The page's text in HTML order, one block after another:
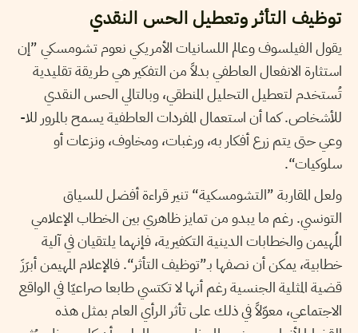
توظيف التأثر وتعطيل الحس النقدي
يقول الفيلسوف وعالم اللسانيات الأمريكي نعوم تشومسكي ”إن
استثارة الانفعال العاطفي بدلاً من التفكير هي طريقة تقليدية
تُستخدم لتعطيل التحليل المنطقي، وبالتالي الحس النقدي
للأشخاص. كما أن استعمال المفردات العاطفية يسمح بالمرور للا-
وعي حتى يتم زرع أفكار به، ورغبات، ومخاوف، ونزعات أو
سلوكيات“.
ولعل المقاربة ”التشومسكية“ تنير قراءة أفضل للسياق
التونسي. رغم ما يبدو من تمايز ظاهري بين الخطاب الإعلامي
المُهيمن والخطابات الدينية التكفيرية، فإنهما يلتقيان في آلية
خطابية، يمكن أن نصفها بـ”توظيف التأثر“. فالإعلام المهيمن أبرَزَ
قضية المثلية الجنسية رغم أنها لا تكتسي طابعا صراعيّا في الواقع
الاجتماعي، معوّلاً في ذلك على تأثر الرأي العام بمثل هذه